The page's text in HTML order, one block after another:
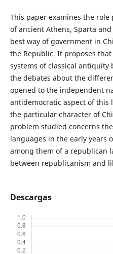
This paper examines the
of ancient Athens, Sparta
best way of government in
the Republic. It proposes
systems of classical
the debates about the
opened to the independent
antidemocratic aspect of
the particular character of
problem studied concerns
languages in the early years
among them of a republican
between republicanism and
Descargas